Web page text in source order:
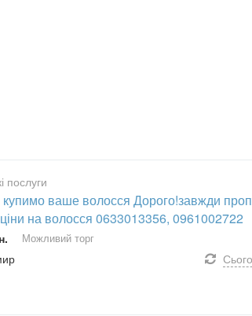
послуги
ваше волосся Дорого!завжди
на волосся 0633013356, 0961002722
Можливий торг